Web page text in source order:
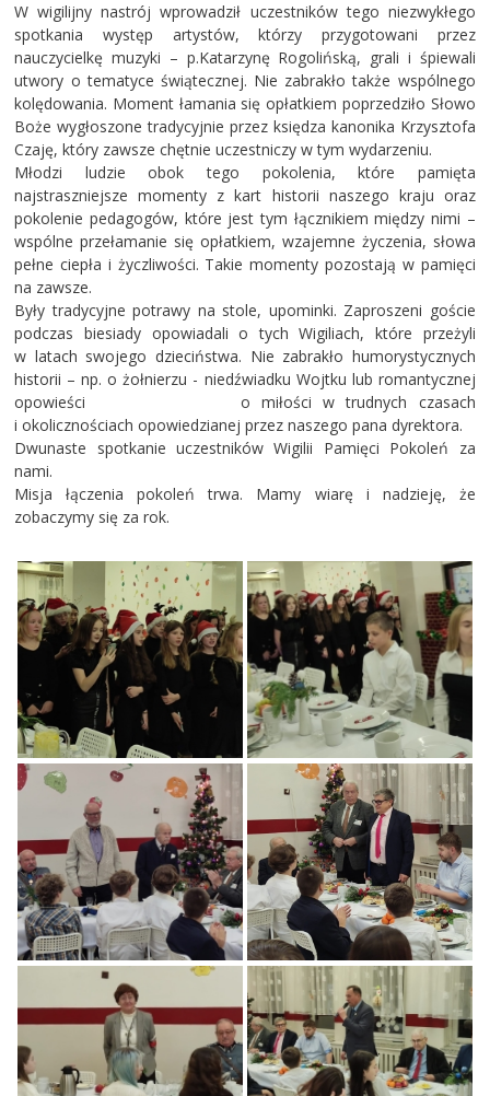
W wigilijny nastrój wprowadził uczestników tego niezwykłego
spotkania występ artystów, którzy przygotowani przez
nauczycielkę muzyki – p.Katarzynę Rogolińską, grali i śpiewali
utwory o tematyce świątecznej. Nie zabrakło także wspólnego
kolędowania. Moment łamania się opłatkiem poprzedziło Słowo
Boże wygłoszone tradycyjnie przez księdza kanonika Krzysztofa
Czaję, który zawsze chętnie uczestniczy w tym wydarzeniu.
Młodzi ludzie obok tego pokolenia, które pamięta
najstraszniejsze momenty z kart historii naszego kraju oraz
pokolenie pedagogów, które jest tym łącznikiem między nimi –
wspólne przełamanie się opłatkiem, wzajemne życzenia, słowa
pełne ciepła i życzliwości. Takie momenty pozostają w pamięci
na zawsze.
Były tradycyjne potrawy na stole, upominki. Zaproszeni goście
podczas biesiady opowiadali o tych Wigiliach, które przeżyli
w latach swojego dzieciństwa. Nie zabrakło humorystycznych
historii – np. o żołnierzu - niedźwiadku Wojtku lub romantycznej
opowieści o miłości w trudnych czasach
i okolicznościach opowiedzianej przez naszego pana dyrektora.
Dwunaste spotkanie uczestników Wigilii Pamięci Pokoleń za
nami.
Misja łączenia pokoleń trwa. Mamy wiarę i nadzieję, że
zobaczymy się za rok.